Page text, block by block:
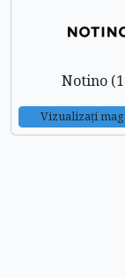
Notino
Vizualizați